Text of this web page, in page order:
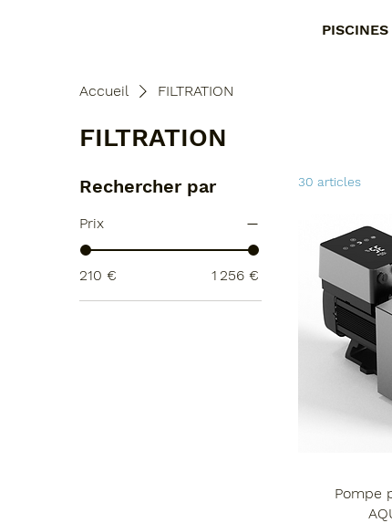
PISCINES
Accueil FILTRATION
FILTRATION
Rechercher par
Prix
210 € 1 256 €
30 articles
Pompe